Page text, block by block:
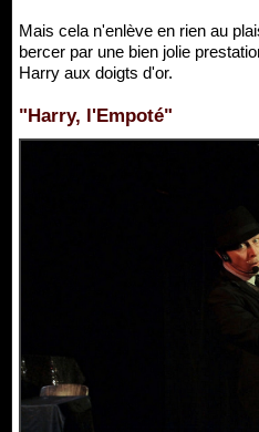
Mais cela n'enlève en rien au
bercer par une bien jolie
Harry aux doigts d'or.
"Harry, l'Empoté"